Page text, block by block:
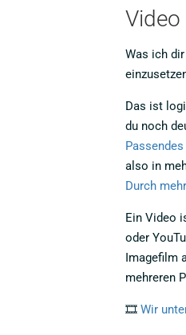
Video
Was ich
Das ist
du noch
also in
Durch
Ein Video
oder
Imagefilm
mehreren
🎞️ Wir